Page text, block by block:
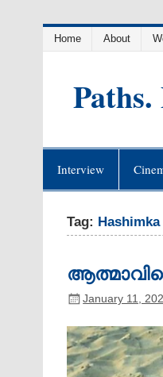
Home About
Paths.
Interview
Tag: Hashimka
January 11,